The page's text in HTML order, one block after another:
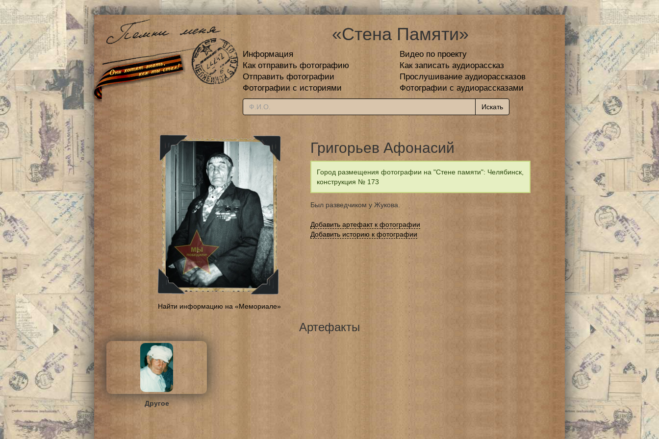
«Стена Памяти»
Информация
Видео по проекту
Как отправить фотографию
Как записать аудиорассказ
Отправить фотографии
Прослушивание аудиорассказов
Фотографии с историями
Фотографии с аудиорассказами
Найти информацию на «Мемориале»
Григорьев Афонасий
Город размещения фотографии на "Стене памяти": Челябинск,
конструкция № 173
Был разведчиком у Жукова.
Добавить артефакт к фотографии
Добавить историю к фотографии
Артефакты
Другое